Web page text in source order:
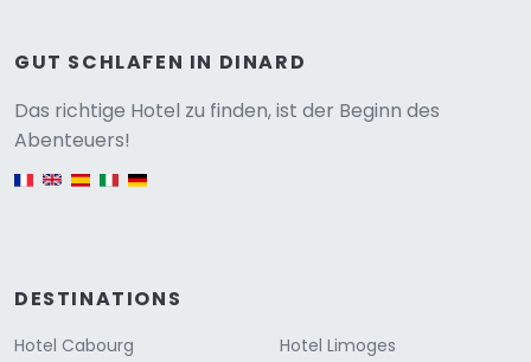
GUT SCHLAFEN IN DINARD
Das richtige Hotel zu finden, ist der Beginn des
Abenteuers!
English version
DESTINATIONS
Hotel Cabourg
Hotel Limoges